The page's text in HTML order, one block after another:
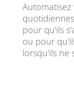
pour qu'ils
ou pour
lorsqu'ils ne